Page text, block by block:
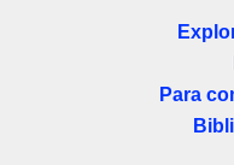
Para